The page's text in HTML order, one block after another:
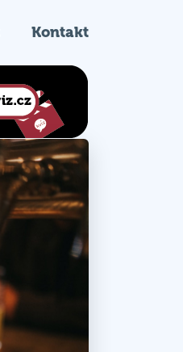
Kontakt